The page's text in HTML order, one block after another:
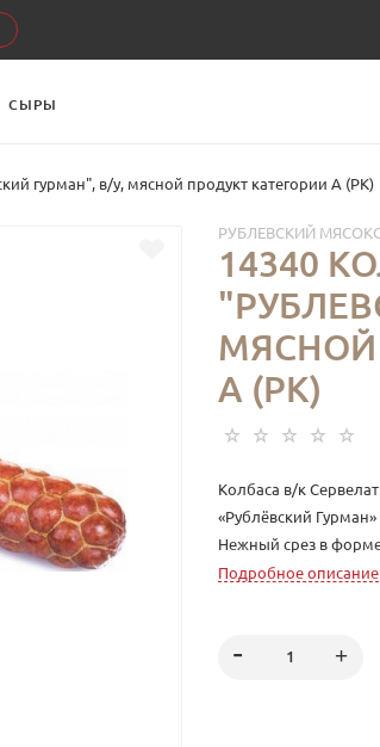
СЫРЫ
гурман", в/у, мясной продукт категории А (РК)
РУБЛЕВСКИЙ
14340
МЯСНОЙ
А (РК)
Колбаса в/к Сервелат
«Рублёвский Гурман»
Нежный срез в форме
сервелата настроит
Подробное описание